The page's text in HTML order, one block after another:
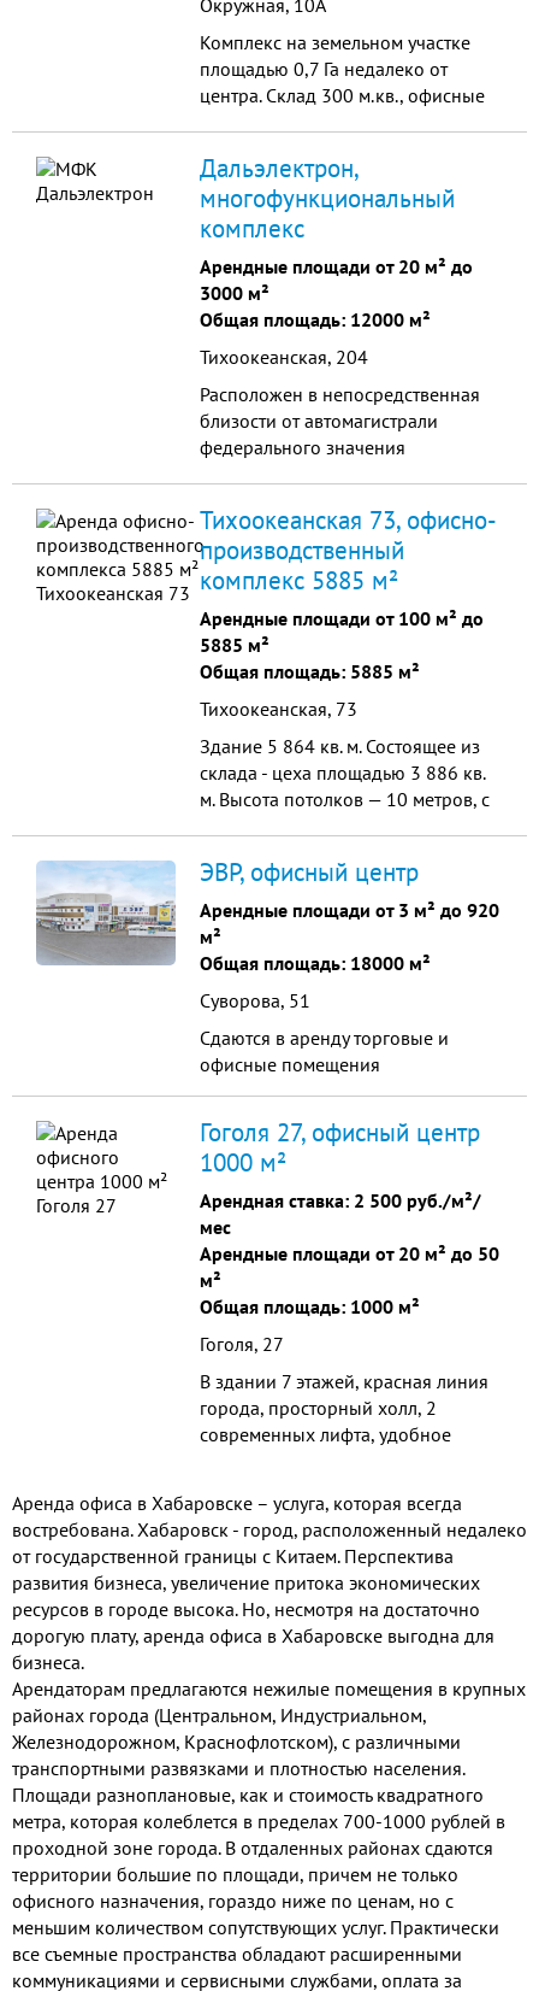
Окружная, 10А
Комплекс на земельном участке
площадью 0,7 Га недалеко от
центра. Склад 300 м.кв., офисные
месторасположение, въезд с
ул.Карла-Маркса,
асфальтированная дорога.
Дальэлектрон,
многофункциональный
комплекс
Арендные площади от 20 м² до
3000 м²
Общая площадь: 12000 м²
Тихоокеанская, 204
Расположен в непосредственная
близости от автомагистрали
федерального значения
Тихоокеанская 73, офисно-
производственный
комплекс 5885 м²
Арендные площади от 100 м² до
5885 м²
Общая площадь: 5885 м²
Тихоокеанская, 73
Здание 5 864 кв. м. Состоящее из
склада - цеха площадью 3 886 кв.
м. Высота потолков — 10 метров, с
комплексом - 1 978 кв. ...
ЭВР, офисный центр
Арендные площади от 3 м² до 920
м²
Общая площадь: 18000 м²
Суворова, 51
Сдаются в аренду торговые и
офисные помещения
Гоголя 27, офисный центр
1000 м²
Арендная ставка: 2 500 руб./м²/
мес
Арендные площади от 20 м² до 50
м²
Общая площадь: 1000 м²
Гоголя, 27
В здании 7 этажей, красная линия
города, просторный холл, 2
современных лифта, удобное
кондиционирования, от
Аренда офиса в Хабаровске – услуга, которая всегда
востребована. Хабаровск - город, расположенный недалеко
от государственной границы с Китаем. Перспектива
развития бизнеса, увеличение притока экономических
ресурсов в городе высока. Но, несмотря на достаточно
дорогую плату, аренда офиса в Хабаровске выгодна для
бизнеса.
Арендаторам предлагаются нежилые помещения в крупных
районах города (Центральном, Индустриальном,
Железнодорожном, Краснофлотском), с различными
транспортными развязками и плотностью населения.
Площади разноплановые, как и стоимость квадратного
метра, которая колеблется в пределах 700-1000 рублей в
проходной зоне города. В отдаленных районах сдаются
территории большие по площади, причем не только
офисного назначения, гораздо ниже по ценам, но с
меньшим количеством сопутствующих услуг. Практически
все съемные пространства обладают расширенными
коммуникациями и сервисными службами, оплата за